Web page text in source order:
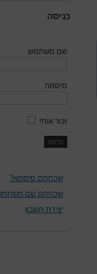
כניסה
שם משתמש
סיסמה
זכור אותי
שכחתם סיסמא?
שכחתם שם
יצירת חשבון